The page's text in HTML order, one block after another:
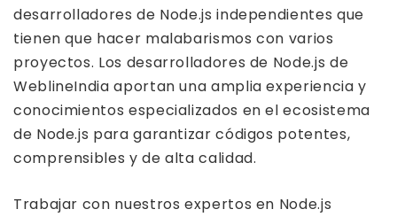
desarrolladores de Node.js independientes que
tienen que hacer malabarismos con varios
proyectos. Los desarrolladores de Node.js de
WeblineIndia aportan una amplia experiencia y
conocimientos especializados en el ecosistema
de Node.js para garantizar códigos potentes,
comprensibles y de alta calidad.
Trabajar con nuestros expertos en Node.js